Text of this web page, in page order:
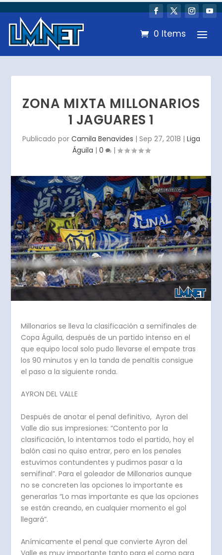
0 Items
ZONA MIXTA MILLONARIOS
1 JAGUARES 1
Publicado por Camila Benavides | Sep 27, 2018 | Liga
Águila | 0 |
Millonarios se lleva la clasificación a semifinales de
Copa Águila, después de un partido intenso en el
que equipo local solo pudo llevarse el empate tras
los 90 minutos y en la tanda de penaltis consigue
el paso a la siguiente ronda.
AYRON DEL VALLE
Después de anotar el penal definitivo, Ayron del
Valle dio sus impresiones: “Contento por la
clasificación, lo intentamos todo el partido, hoy el
balón casi no quiso entrar, pero en los penales
estuvimos contundentes y pudimos pasar a la
semifinal”. Para el goleador de Millonarios aunque
no se concreten las opciones lo importante es
generarlas “Lo mas importante es que las opciones
se están creando, en cualquier momento el gol
llegará”.
Anímicamente el penal que convierte Ayron del